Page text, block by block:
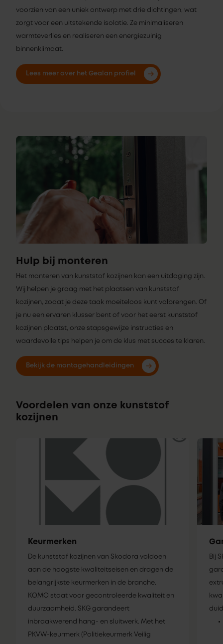
voorzien van een uniek ontwerp met drie dichtingen, wat
zorgt voor een uitstekende isolatie. Ze minimaliseren
warmteverlies en realiseren een energiezuinig
binnenklimaat.
Lees meer over het Gealan profiel
Hulp bij monteren
Het monteren van kunststof kozijnen kan een uitdaging zijn.
Wij helpen je graag met het plaatsen van kunststof
kozijnen, zodat je deze taak moeiteloos kunt volbrengen. Of
je nu een ervaren klusser bent of voor het eerst kunststof
kozijnen plaatst, onze stapsgewijze instructies en
waardevolle tips helpen je om de klus met succes te klaren.
Bekijk de montagehandleidingen
Voordelen van onze kunststof
kozijnen
Keurmerken
De kunststof kozijnen van Skodora voldoen
aan de hoogste kwaliteitseisen en dragen de
belangrijkste keurmerken in de branche.
KOMO staat voor gecontroleerde kwaliteit en
duurzaamheid. SKG garandeert
inbraakwerend hang- en sluitwerk. Met het
PKVW-keurmerk (Politiekeurmerk Veilig
Bij